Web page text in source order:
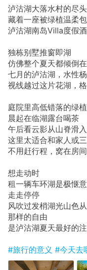
泸沽湖大落水村的尽头
藏着一座被绿植温柔
泸沽湖南岛Villa度假
独栋别墅推窗即湖
仿佛整个夏天都倾倒
七月的泸沽湖，水性
视线越过这片花湖，
庭院里高低错落的绿
晨起在临湖露台喝茶
午后看云影从山脊滑
这里太适合和家人或
不用赶行程，窝在房
想走动时
租一辆车环湖是极惬
走走停停
风吹过发梢湖光山色
那样的自由
是泸沽湖夏天最好的
#旅行的意义 #今天去